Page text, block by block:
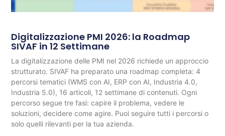
Digitalizzazione PMI 2026: la Roadmap
SIVAF in 12 Settimane
La digitalizzazione delle PMI nel 2026 richiede un approccio
strutturato. SIVAF ha preparato una roadmap completa: 4
percorsi tematici (WMS con AI, ERP con AI, Industria 4.0,
Industria 5.0), 16 articoli, 12 settimane di contenuti. Ogni
percorso segue tre fasi: capire il problema, vedere le
soluzioni, decidere come agire. Puoi seguire tutti i percorsi o
solo quelli rilevanti per la tua azienda.